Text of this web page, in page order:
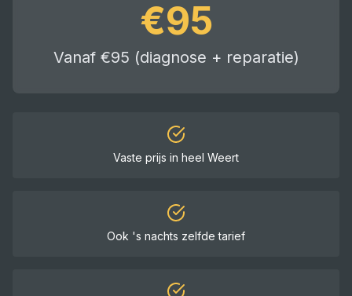
€95
Vanaf €95 (diagnose + reparatie)
Vaste prijs in heel Weert
Ook 's nachts zelfde tarief